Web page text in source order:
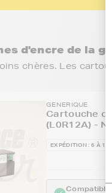
d'encre de la
chères. Les
GENERIQUE
Cartouche
(L0R12A) -
EXPÉDITION : 6 À 14
Compatible :